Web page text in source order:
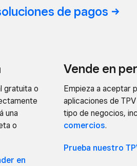
de pagos
gratuita o
una
o
en
Vende en
Empieza a aceptar
aplicaciones de
tipo de negocios,
comercios.
Prueba nuestro